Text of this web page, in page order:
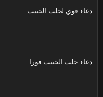
دعاء قوي لجلب الحبيب
دعاء جلب الحبيب فورا